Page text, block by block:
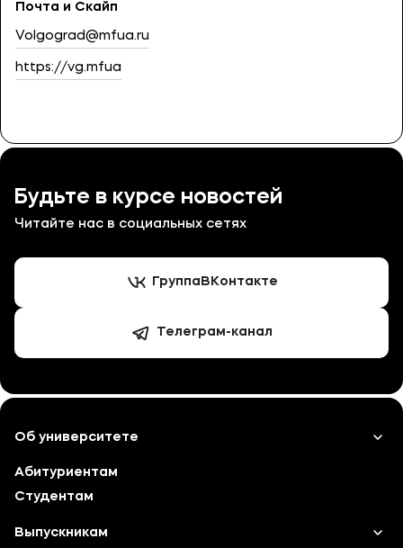
Почта и Скайп
Volgograd@mfua.ru
https://vg.mfua
Будьте в курсе новостей
Читайте нас в социальных сетях
ГруппаВКонтакте
Телеграм-канал
Об университете
Лицензии и документы
Абитуриентам
Студентам
Выпускникам